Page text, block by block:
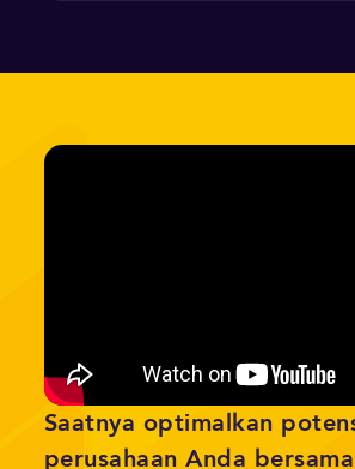
Saatnya optimalkan
perusahaan Anda